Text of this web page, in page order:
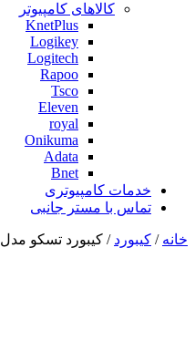
کالاهای کامپیوتر
KnetPlus
Logikey
Logitech
Rapoo
Tsco
Eleven
royal
Onikuma
Adata
Bnet
خدمات کامپیوتری
تماس با مستر جانبی
خانه / کیبورد / کیبورد تسکو مدل TK 8003